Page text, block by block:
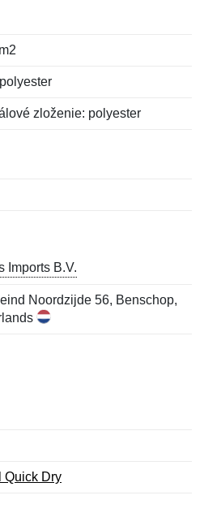
zloženie: polyester
Imports B.V.
Noordzijde 56, Benschop,
Quick Dry